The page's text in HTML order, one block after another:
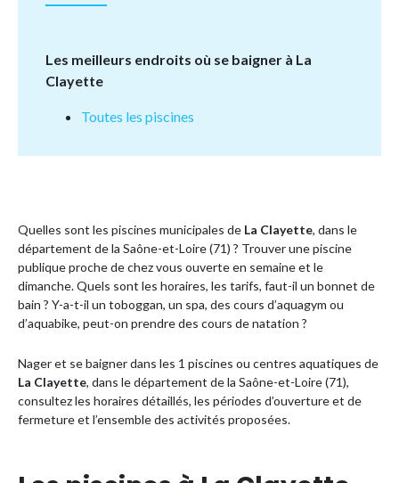
Les meilleurs endroits où se baigner à La
Clayette
Toutes les piscines
Quelles sont les piscines municipales de La Clayette, dans le
département de la Saône-et-Loire (71) ? Trouver une piscine
publique proche de chez vous ouverte en semaine et le
dimanche. Quels sont les horaires, les tarifs, faut-il un bonnet de
bain ? Y-a-t-il un toboggan, un spa, des cours d’aquagym ou
d’aquabike, peut-on prendre des cours de natation ?
Nager et se baigner dans les 1 piscines ou centres aquatiques de
La Clayette, dans le département de la Saône-et-Loire (71),
consultez les horaires détaillés, les périodes d’ouverture et de
fermeture et l’ensemble des activités proposées.